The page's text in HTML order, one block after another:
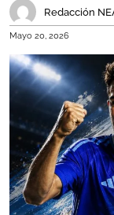
Redacción
Mayo 20, 2026